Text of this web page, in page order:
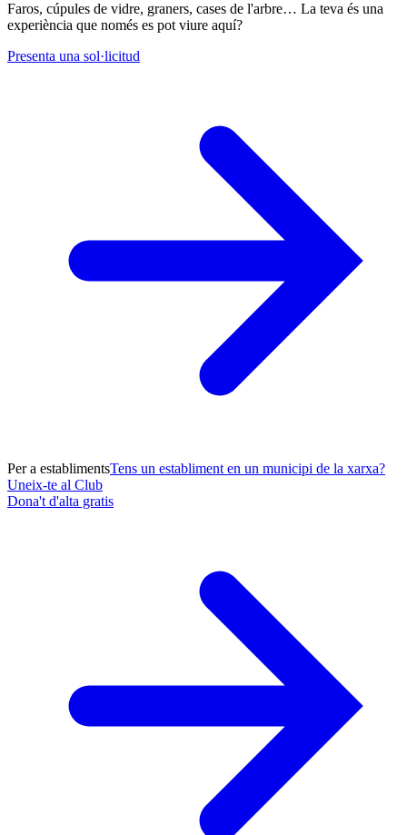
Faros, cúpules de vidre, graners, cases de l'arbre… La teva és una
experiència que només es pot viure aquí?
Presenta una sol·licitud
Per a establimentsTens un establiment en un municipi de la xarxa?
Uneix-te al Club
Dona't d'alta gratis